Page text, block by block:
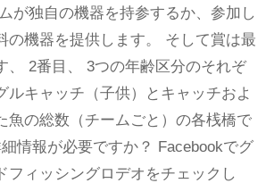
が独自の機器を持参するか、参加し
の機器を提供します。 そして賞は最
、 2番目、 3つの年齢区分のそれぞ
ルキャッチ（子供）とキャッチおよ
魚の総数（チームごと）の各桟橋で
情報が必要ですか？ Facebookでグ
フィッシングロデオをチェックし